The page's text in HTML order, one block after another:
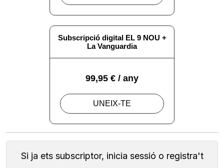
Si ja ets subscriptor, inicia sessió o registra't